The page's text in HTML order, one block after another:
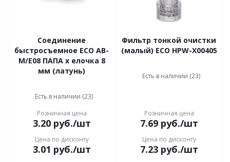
Соединение
быстросъемное ECO AB-
M/E08 ПАПА х елочка 8
мм (латунь)
Есть в наличии (23)
Розничная цена
3.20руб./шт
Цена по дисконту
3.01 руб./шт
Фильтр тонкой очистки
(малый) ECO HPW-X00405
Есть в наличии (23)
Розничная цена
7.69руб./шт
Цена по дисконту
7.23руб./шт